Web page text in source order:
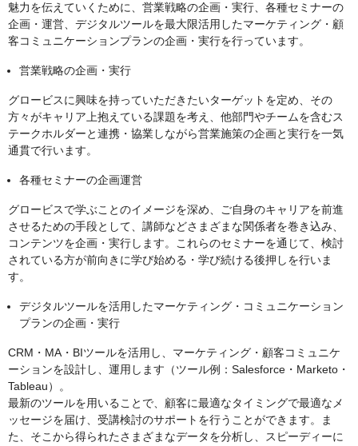
魅力を伝えていくために、営業戦略の企画・実行、各種セミナーの
企画・運営、デジタルツールを最大限活用したマーケティング・顧
客コミュニケーションプランの企画・実行を行っています。
営業戦略の企画・実行
グロービスに興味を持っていただきたいターゲットを定め、その
方々がキャリア上抱えている課題を考え、他部門やチームを含むス
テークホルダーと連携・協業しながら営業施策の企画と実行を一気
通貫で行います。
各種セミナーの企画運営
グロービスで学ぶことのイメージを深め、ご自身のキャリアを前進
させるための手段として、講師などさまざまな関係者を巻き込み、
コンテンツを企画・実行します。これらのセミナーを通じて、検討
されている方が前向きに学び始める・学び続ける後押しを行いま
す。
デジタルツールを活用したマーケティング・コミュニケーション
プランの企画・実行
CRM・MA・BIツールを活用し、マーケティング・顧客コミュニケ
ーションを設計し、運用します（ツール例：Salesforce・Marketo・
Tableau）。
最新のツールを用いることで、顧客に最適なタイミングで最適なメ
ッセージを届け、受講検討のサポートを行うことができます。ま
た、そこから得られたさまざまなデータを分析し、スピーディーに